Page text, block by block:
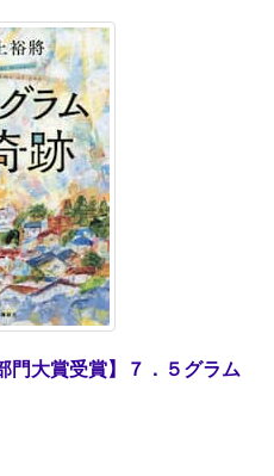
門大賞受賞】７．５グラム